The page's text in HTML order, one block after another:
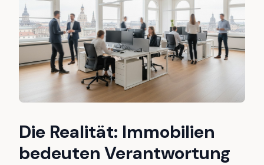
Die Realität: Immobilien
bedeuten Verantwortung